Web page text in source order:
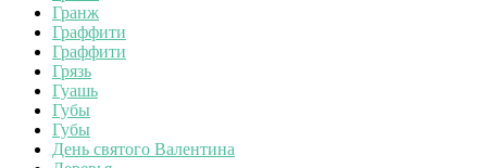
Гранж
Граффити
Граффити
Грязь
Гуашь
Губы
Губы
День святого Валентина